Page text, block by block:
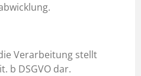
Verarbeitung stellt
b DSGVO dar.